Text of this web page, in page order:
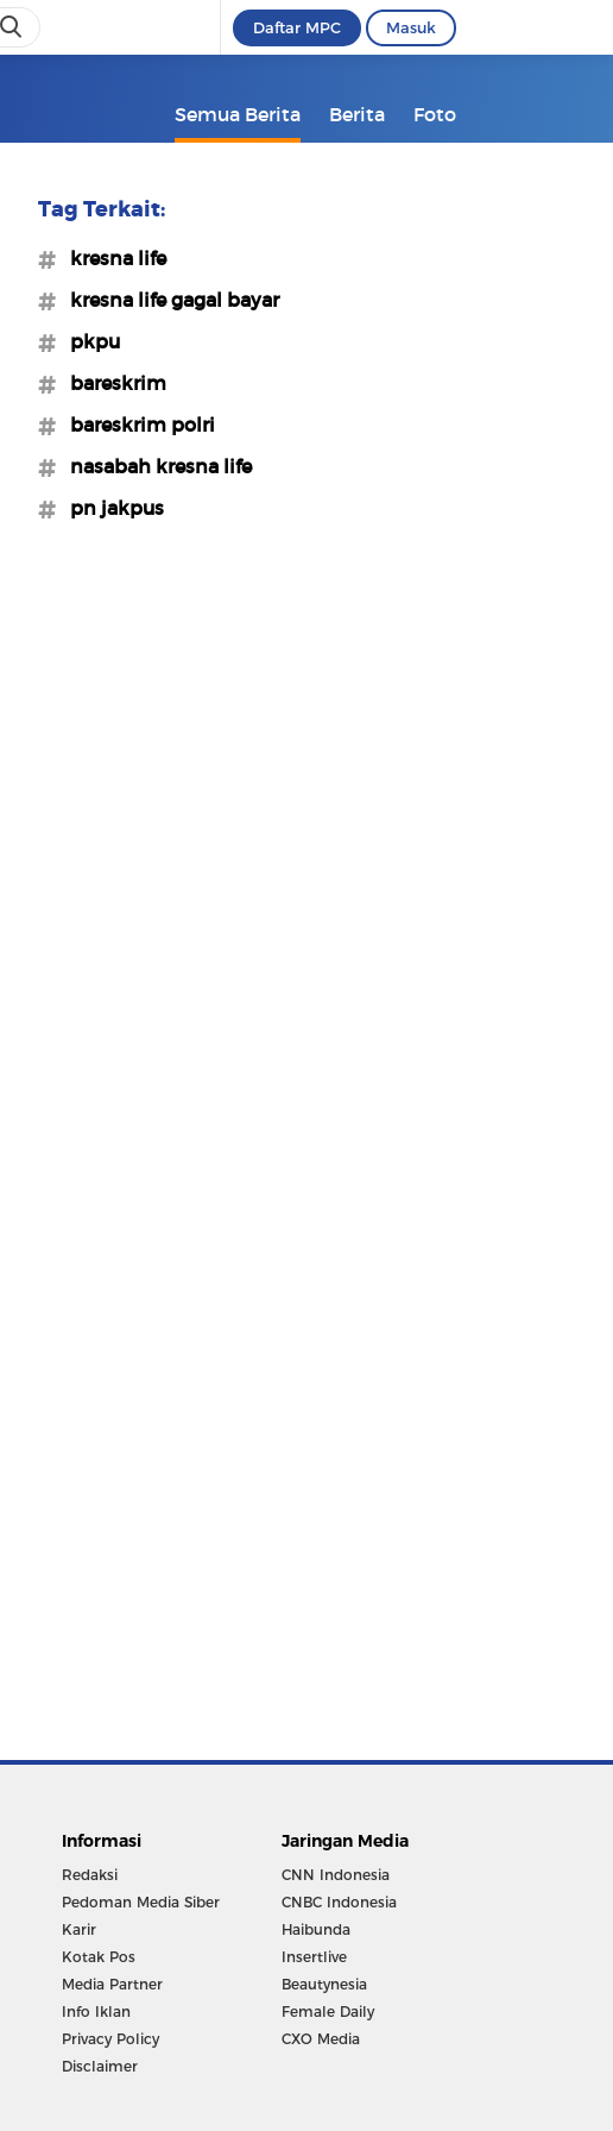
Daftar MPC Masuk
Semua Berita Berita Foto
Tag Terkait:
#kresna life
#kresna life gagal bayar
#pkpu
#bareskrim
#bareskrim polri
#nasabah kresna life
#pn jakpus
Informasi
Redaksi
Pedoman Media Siber
Karir
Kotak Pos
Media Partner
Info Iklan
Privacy Policy
Disclaimer
Jaringan Media
CNN Indonesia
CNBC Indonesia
Haibunda
Insertlive
Beautynesia
Female Daily
CXO Media